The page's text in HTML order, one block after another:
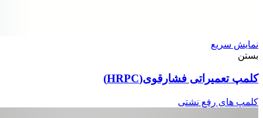
نمایش سریع
بستن
کلمپ تعمیراتی فشارقوی(HRPC)
کلمپ های رفع نشتی